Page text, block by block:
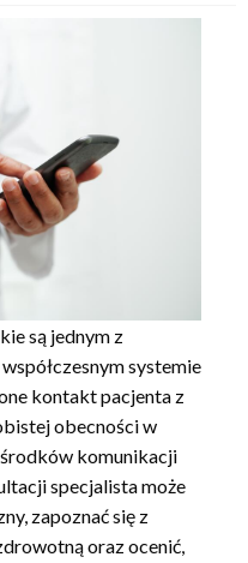
są jednym z
systemie
kontakt pacjenta z
obecności w
komunikacji
specjalista może
zapoznać się z
oraz ocenić,